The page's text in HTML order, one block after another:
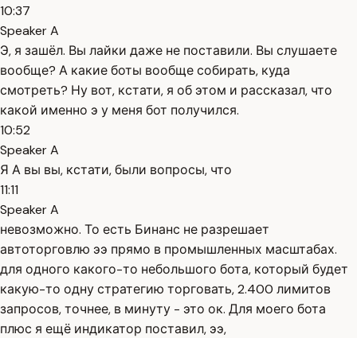
10:37
Speaker A
Э, я зашёл. Вы лайки даже не поставили. Вы слушаете
вообще? А какие боты вообще собирать, куда
смотреть? Ну вот, кстати, я об этом и рассказал, что
какой именно э у меня бот получился.
10:52
Speaker A
Я А вы вы, кстати, были вопросы, что
11:11
Speaker A
невозможно. То есть Бинанс не разрешает
автоторговлю ээ прямо в промышленных масштабах.
для одного какого-то небольшого бота, который будет
какую-то одну стратегию торговать, 2.400 лимитов
запросов, точнее, в минуту - это ок. Для моего бота
плюс я ещё индикатор поставил, ээ,